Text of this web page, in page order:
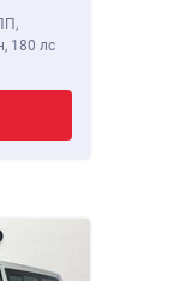
180 лс